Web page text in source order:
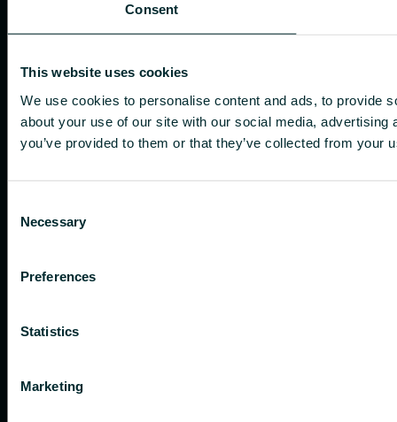
Consent
This website uses cookies
We use cookies to personalise content and ads, to provide
about your use of our site with our social media,
you’ve provided to them or that they’ve collected from your
Selection
Necessary
Preferences
Statistics
Marketing